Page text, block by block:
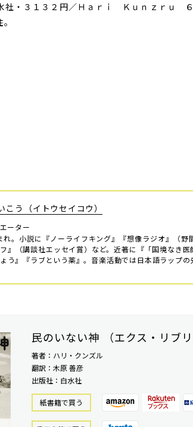
社・３１３２円／Ｈａｒｉ Ｋｕｎｚｒｕ
こう（イトウセイコウ）
ーター
れ。小説に『ノーライフキング』『想像ラジオ』（野
』（講談社エッセイ賞）など。近著に『「国境なき
う』『ラブという薬』。音楽活動では日本語ラップ
民のいない神 （エクス・リブリ
著者：ハリ・クンズル
翻訳：木原 善彦
出版社：白水社
紙書籍で買う